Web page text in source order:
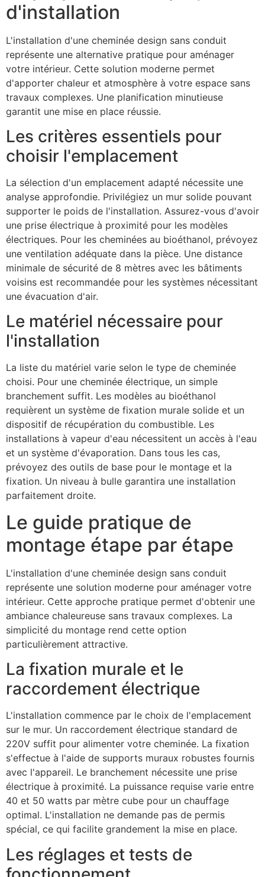
d'installation
L'installation d'une cheminée design sans conduit
représente une alternative pratique pour aménager
votre intérieur. Cette solution moderne permet
d'apporter chaleur et atmosphère à votre espace sans
travaux complexes. Une planification minutieuse
garantit une mise en place réussie.
Les critères essentiels pour
choisir l'emplacement
La sélection d'un emplacement adapté nécessite une
analyse approfondie. Privilégiez un mur solide pouvant
supporter le poids de l'installation. Assurez-vous d'avoir
une prise électrique à proximité pour les modèles
électriques. Pour les cheminées au bioéthanol, prévoyez
une ventilation adéquate dans la pièce. Une distance
minimale de sécurité de 8 mètres avec les bâtiments
voisins est recommandée pour les systèmes nécessitant
une évacuation d'air.
Le matériel nécessaire pour
l'installation
La liste du matériel varie selon le type de cheminée
choisi. Pour une cheminée électrique, un simple
branchement suffit. Les modèles au bioéthanol
requièrent un système de fixation murale solide et un
dispositif de récupération du combustible. Les
installations à vapeur d'eau nécessitent un accès à l'eau
et un système d'évaporation. Dans tous les cas,
prévoyez des outils de base pour le montage et la
fixation. Un niveau à bulle garantira une installation
parfaitement droite.
Le guide pratique de
montage étape par étape
L'installation d'une cheminée design sans conduit
représente une solution moderne pour aménager votre
intérieur. Cette approche pratique permet d'obtenir une
ambiance chaleureuse sans travaux complexes. La
simplicité du montage rend cette option
particulièrement attractive.
La fixation murale et le
raccordement électrique
L'installation commence par le choix de l'emplacement
sur le mur. Un raccordement électrique standard de
220V suffit pour alimenter votre cheminée. La fixation
s'effectue à l'aide de supports muraux robustes fournis
avec l'appareil. Le branchement nécessite une prise
électrique à proximité. La puissance requise varie entre
40 et 50 watts par mètre cube pour un chauffage
optimal. L'installation ne demande pas de permis
spécial, ce qui facilite grandement la mise en place.
Les réglages et tests de